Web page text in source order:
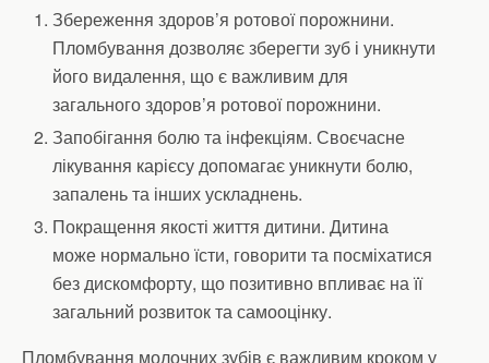
Збереження здоров’я ротової порожнини.
Пломбування дозволяє зберегти зуб і уникнути
його видалення, що є важливим для
загального здоров’я ротової порожнини.
Запобігання болю та інфекціям. Своєчасне
лікування карієсу допомагає уникнути болю,
запалень та інших ускладнень.
Покращення якості життя дитини. Дитина
може нормально їсти, говорити та посміхатися
без дискомфорту, що позитивно впливає на її
загальний розвиток та самооцінку.
Пломбування молочних зубів є важливим кроком у